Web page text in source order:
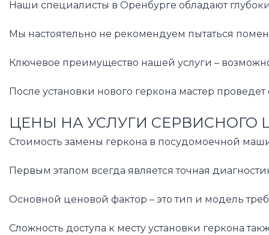
Наши специалисты в Оренбурге обладают
Мы настоятельно не рекомендуем пытаться
Ключевое преимущество нашей услуги –
После установки нового геркона мастер
ЦЕНЫ НА УСЛУГИ СЕРВИСНОГО
Стоимость замены геркона в посудомоечной
Первым этапом всегда является точная
Основной ценовой фактор – это тип и модель
Сложность доступа к месту установки геркона